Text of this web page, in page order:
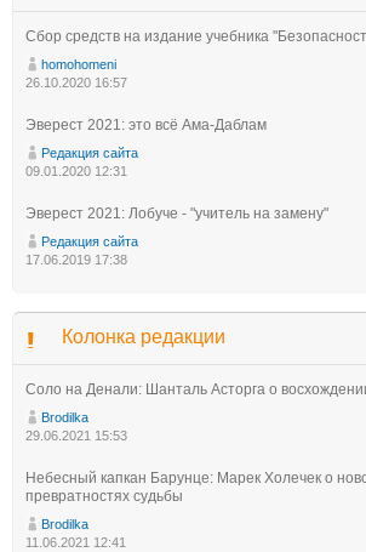
Сбор средств на издание учебника
homohomeni
26.10.2020 16:57
Эверест 2021: это всё Ама-Даблам
Редакция сайта
09.01.2020 12:31
Эверест 2021: Лобуче - "учитель на замену"
Редакция сайта
17.06.2019 17:38
Колонка редакции
Соло на Денали: Шанталь Асторга о
Brodilka
29.06.2021 15:53
Небесный капкан Барунце: Марек Холечек о
превратностях судьбы
Brodilka
11.06.2021 12:41